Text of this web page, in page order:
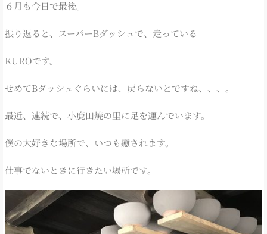
６月も今日で最後。
振り返ると、スーパーBダッシュで、走っている
KUROです。
せめてBダッシュぐらいには、戻らないとですね、、、。
最近、連続で、小鹿田焼の里に足を運んでいます。
僕の大好きな場所で、いつも癒されます。
仕事でないときに行きたい場所です。